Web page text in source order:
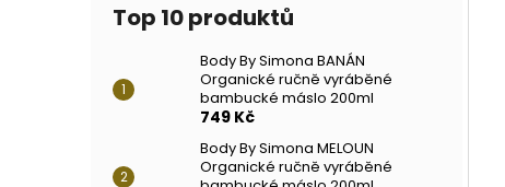
Top 10 produktů
Body By Simona BANÁN
Organické ručně vyráběné
bambucké máslo 200ml
749 Kč
Body By Simona MELOUN
Organické ručně vyráběné